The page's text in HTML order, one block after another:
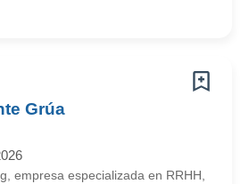
Grúa
empresa especializada en RRHH,